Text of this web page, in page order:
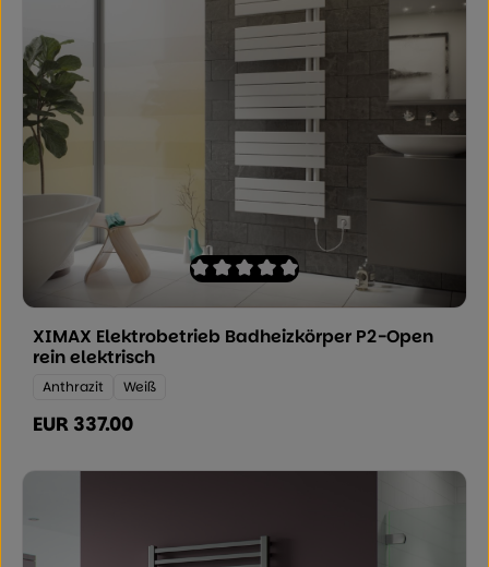
Durchschnittliche Bewertung von 0
XIMAX Elektrobetrieb Badheizkörper P2-Open
rein elektrisch
Farbe:
Anthrazit Weiß
Regulärer Preis:
EUR 337.00